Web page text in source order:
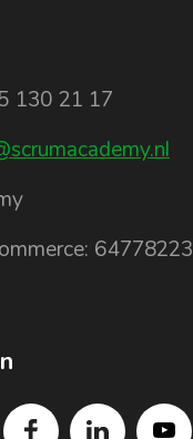
130 21 17
64778223